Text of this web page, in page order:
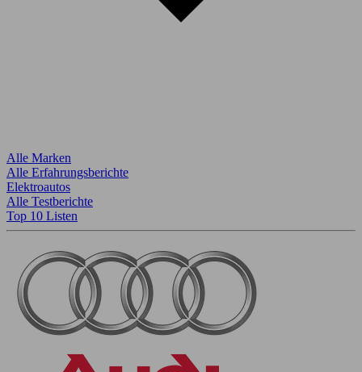
Alle Marken
Alle Erfahrungsberichte
Elektroautos
Alle Testberichte
Top 10 Listen